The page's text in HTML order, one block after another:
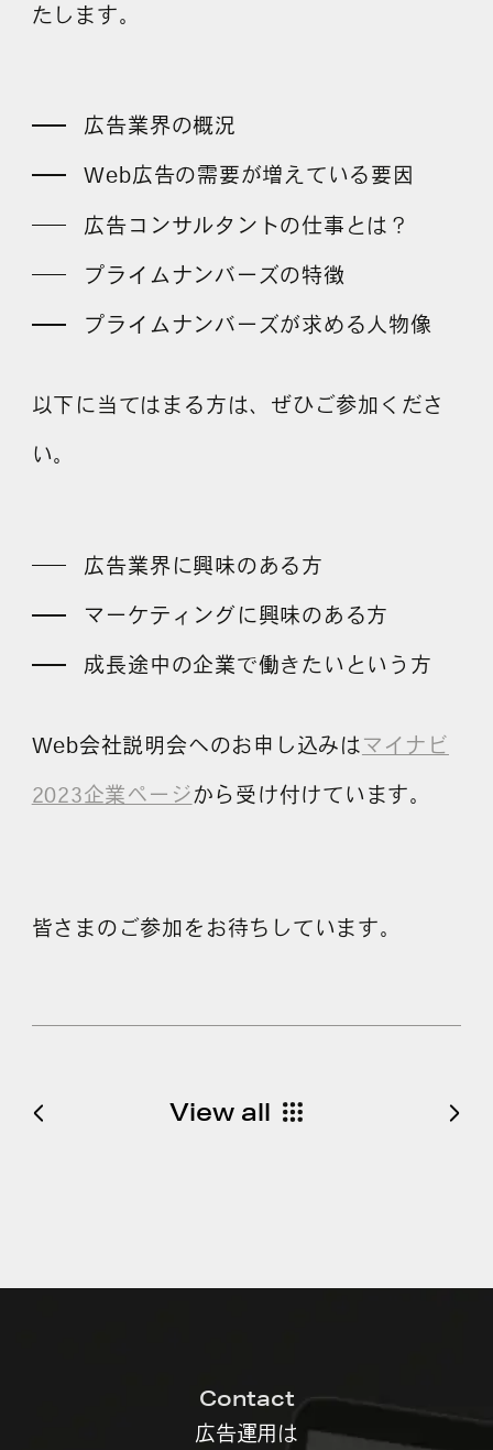
たします。
広告業界の概況
Web広告の需要が増えている要因
広告コンサルタントの仕事とは？
プライムナンバーズの特徴
プライムナンバーズが求める人物像
以下に当てはまる方は、ぜひご参加くださ
い。
広告業界に興味のある方
マーケティングに興味のある方
成長途中の企業で働きたいという方
Web会社説明会へのお申し込みは マイナビ
2023企業ページ から受け付けています。
皆さまのご参加をお待ちしています。
View all
Contact
広告運用は